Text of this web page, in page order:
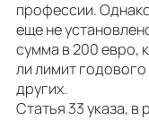
профессии.
еще не
сумма в 200 евро,
ли лимит
других.
Статья 33 указа, в